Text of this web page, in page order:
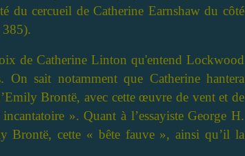
du cercueil de Catherine Earnshaw du côté
385).
de Catherine Linton qu'entend Lockwood
sait notamment que Catherine hantera
Brontë, avec cette œuvre de vent et de
». Quant à l’essayiste George H.
Brontë, cette « bête fauve », ainsi qu’il la